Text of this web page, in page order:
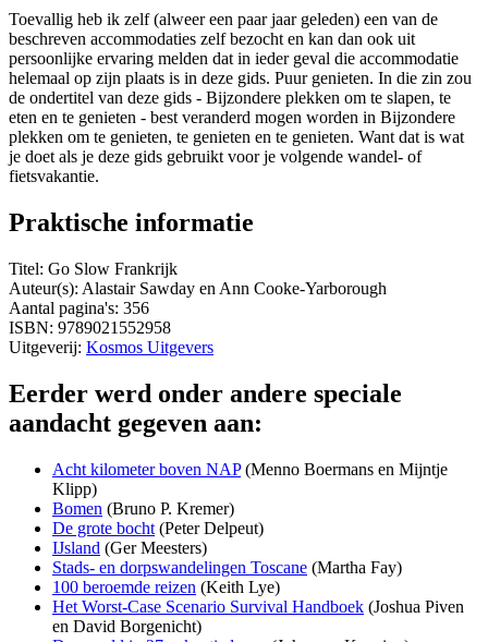
Toevallig heb ik zelf (alweer een paar jaar geleden) een van de
beschreven accommodaties zelf bezocht en kan dan ook uit
persoonlijke ervaring melden dat in ieder geval die accommodatie
helemaal op zijn plaats is in deze gids. Puur genieten. In die zin zou
de ondertitel van deze gids - Bijzondere plekken om te slapen, te
eten en te genieten - best veranderd mogen worden in Bijzondere
plekken om te genieten, te genieten en te genieten. Want dat is wat
je doet als je deze gids gebruikt voor je volgende wandel- of
fietsvakantie.
Praktische informatie
Titel: Go Slow Frankrijk
Auteur(s): Alastair Sawday en Ann Cooke-Yarborough
Aantal pagina's: 356
ISBN: 9789021552958
Uitgeverij: Kosmos Uitgevers
Eerder werd onder andere speciale
aandacht gegeven aan:
Acht kilometer boven NAP(Menno Boermans en Mijntje
Klipp)
Bomen (Bruno P. Kremer)
De grote bocht (Peter Delpeut)
IJsland (Ger Meesters)
Stads- en dorpswandelingen Toscane (Martha Fay)
100 beroemde reizen (Keith Lye)
Het Worst-Case Scenario Survival Handboek (Joshua Piven
en David Borgenicht)